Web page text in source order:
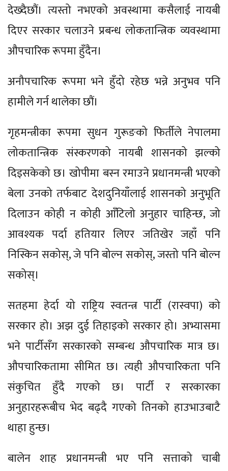
देख्दैछौं। त्यस्तो नभएको अवस्थामा कसैलाई नायबी
दिएर सरकार चलाउने प्रबन्ध लोकतान्त्रिक व्यवस्थामा
औपचारिक रूपमा हुँदैन।
अनौपचारिक रूपमा भने हुँदो रहेछ भन्ने अनुभव पनि
हामीले गर्न थालेका छौं।
गृहमन्त्रीका रूपमा सुधन गुरूङको फिर्तीले नेपालमा
लोकतान्त्रिक संस्करणको नायबी शासनको झल्को
दिइसकेको छ। खोपीमा बस्न रमाउने प्रधानमन्त्री भएको
बेला उनको तर्फबाट देशदुनियाँलाई शासनको अनुभूति
दिलाउन कोही न कोही आँटिलो अनुहार चाहिन्छ, जो
आवश्यक पर्दा हतियार लिएर जतिखेर जहाँ पनि
निस्किन सकोस्, जे पनि बोल्न सकोस्, जस्तो पनि बोल्न
सकोस्।
सतहमा हेर्दा यो राष्ट्रिय स्वतन्त्र पार्टी (रास्वपा) को
सरकार हो। अझ दुई तिहाइको सरकार हो। अभ्यासमा
भने पार्टीसँग सरकारको सम्बन्ध औपचारिक मात्र छ।
औपचारिकतामा सीमित छ। त्यही औपचारिकता पनि
संकुचित हुँदै गएको छ। पार्टी र सरकारका
अनुहारहरूबीच भेद बढ्दै गएको तिनको हाउभाउबाटै
थाहा हुन्छ।
बालेन शाह प्रधानमन्त्री भए पनि सत्ताको चाबी